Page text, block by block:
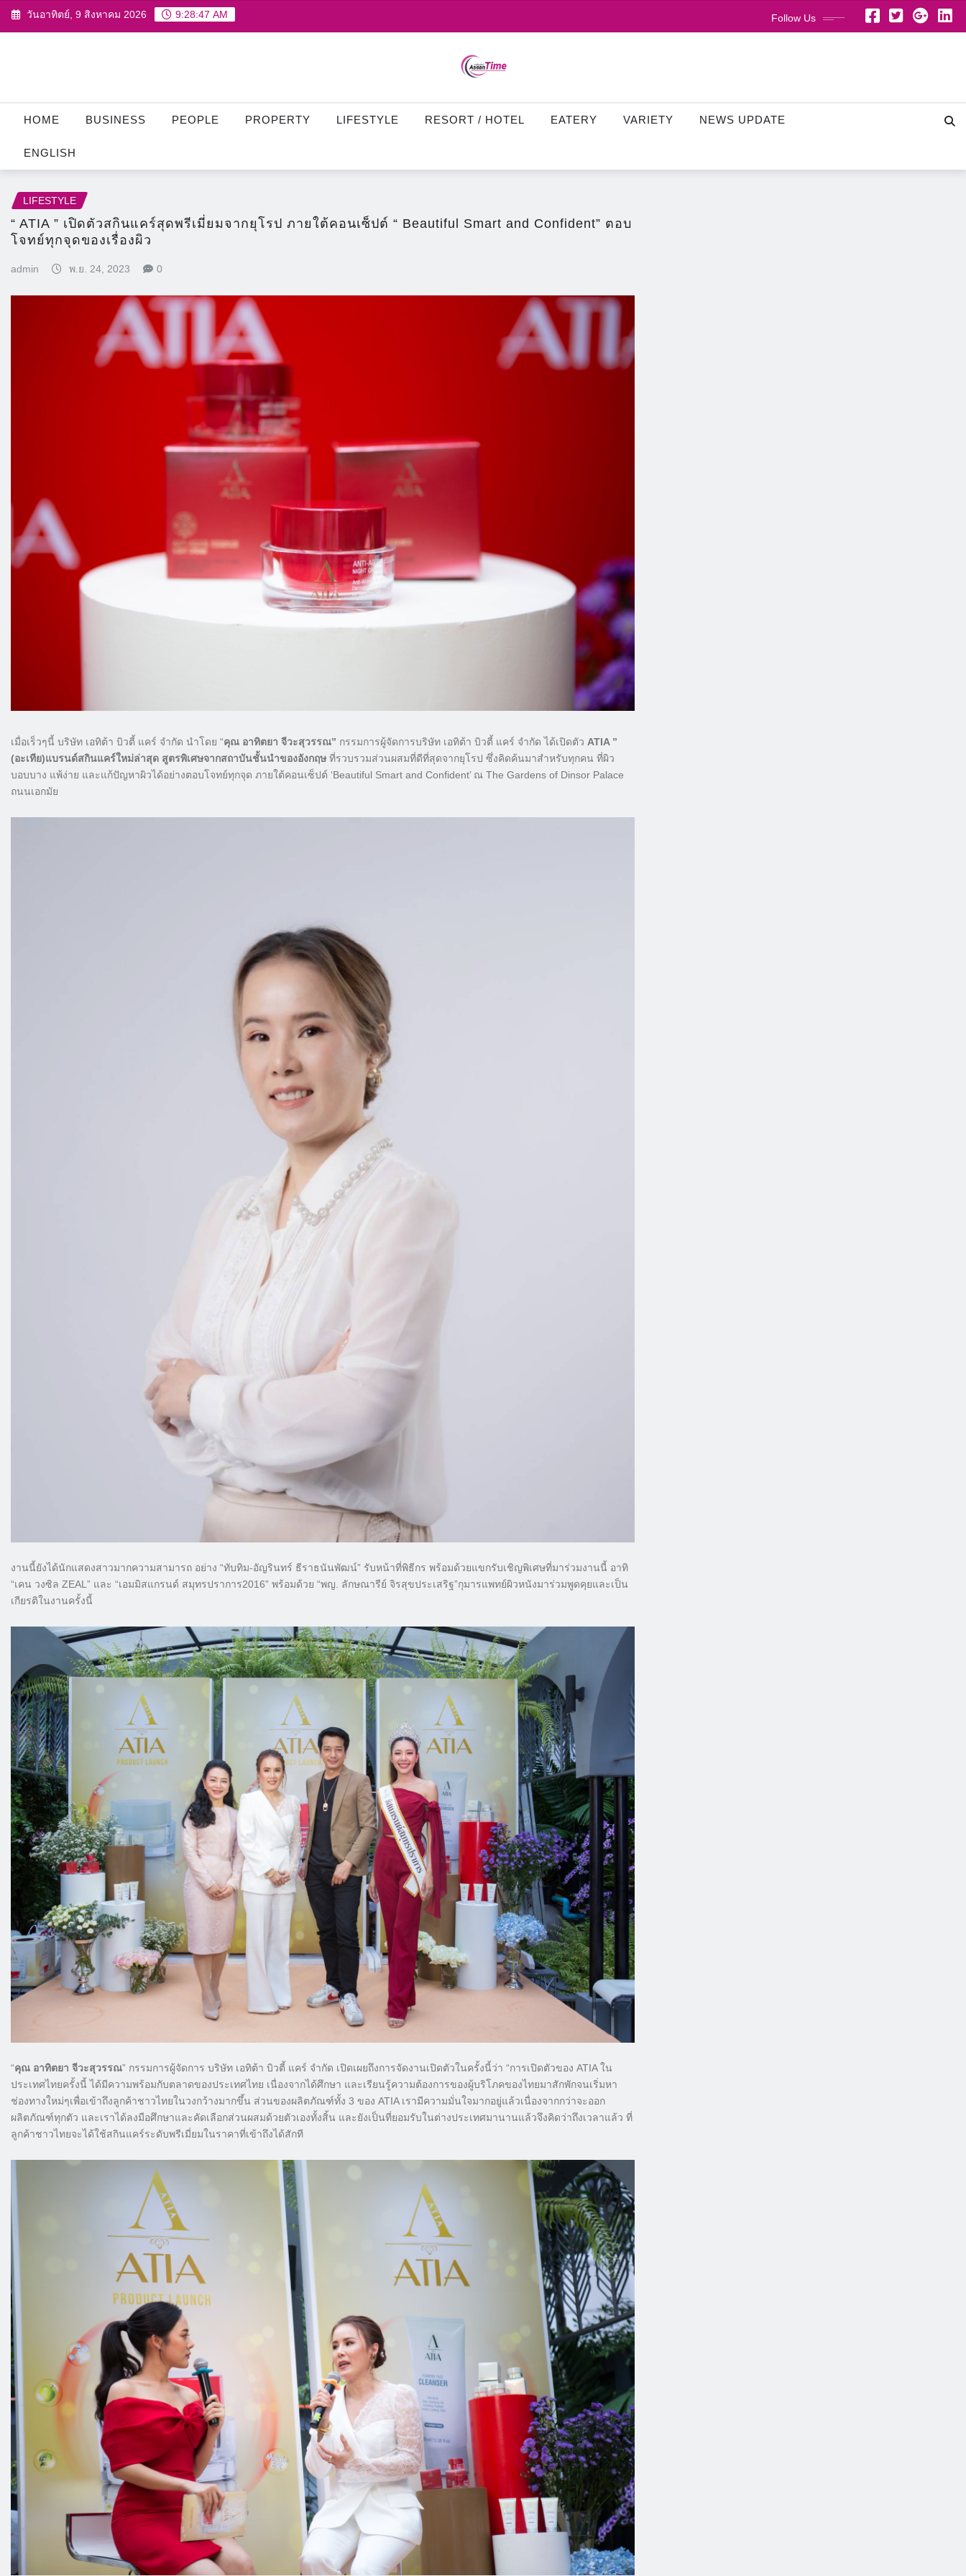
Skip วันอาทิตย์, 9 สิงหาคม 2026 9:28:49 AM Follow Us
HOME BUSINESS PEOPLE PROPERTY LIFESTYLE RESORT / HOTEL EATERY VARIETY NEWS UPDATE
ENGLISH
LIFESTYLE
“ ATIA ” เปิดตัวสกินแคร์สุดพรีเมี่ยมจากยุโรป ภายใต้คอนเซ็ปต์ “ Beautiful Smart and Confident” ตอบ
โจทย์ทุกจุดของเรื่องผิว
admin พ.ย. 24, 2023 0
เมื่อเร็วๆนี้ บริษัท เอทิต้า บิวตี้ แคร์ จำกัด นำโดย “คุณ อาทิตยา จีวะสุวรรณ” กรรมการผู้จัดการบริษัท เอทิต้า บิวตี้ แคร์ จำกัด ได้เปิดตัว ATIA ”
(อะเทีย)แบรนด์สกินแคร์ใหม่ล่าสุด สูตรพิเศษจากสถาบันชั้นนำของอังกฤษ ที่รวบรวมส่วนผสมที่ดีที่สุดจากยุโรป ซึ่งคิดค้นมาสำหรับทุกคน ที่ผิว
บอบบาง แพ้ง่าย และแก้ปัญหาผิวได้อย่างตอบโจทย์ทุกจุด ภายใต้คอนเซ็ปต์ ‘Beautiful Smart and Confident’ ณ The Gardens of Dinsor Palace
ถนนเอกมัย
งานนี้ยังได้นักแสดงสาวมากความสามารถ อย่าง “ทับทิม-อัญรินทร์ ธีราธนันพัฒน์” รับหน้าที่พิธีกร พร้อมด้วยแขกรับเชิญพิเศษที่มาร่วมงานนี้ อาทิ
“เคน วงซิล ZEAL” และ “เอมมิสแกรนด์ สมุทรปราการ2016” พร้อมด้วย “พญ. ลักษณารีย์ จิรสุขประเสริฐ”กุมารแพทย์ผิวหนังมาร่วมพูดคุยและเป็น
เกียรติในงานครั้งนี้
“คุณ อาทิตยา จีวะสุวรรณ” กรรมการผู้จัดการ บริษัท เอทิต้า บิวตี้ แคร์ จำกัด เปิดเผยถึงการจัดงานเปิดตัวในครั้งนี้ว่า “การเปิดตัวของ ATIA ใน
ประเทศไทยครั้งนี้ ได้มีความพร้อมกับตลาดของประเทศไทย เนื่องจากได้ศึกษา และเรียนรู้ความต้องการของผู้บริโภคของไทยมาสักพักจนเริ่มหา
ช่องทางใหม่ๆเพื่อเข้าถึงลูกค้าชาวไทยในวงกว้างมากขึ้น ส่วนของผลิตภัณฑ์ทั้ง 3 ของ ATIA เรามีความมั่นใจมากอยู่แล้วเนื่องจากกว่าจะออก
ผลิตภัณฑ์ทุกตัว และเราได้ลงมือศึกษาและคัดเลือกส่วนผสมด้วยตัวเองทั้งสิ้น และยังเป็นที่ยอมรับในต่างประเทศมานานแล้วจึงคิดว่าถึงเวลาแล้ว ที่
ลูกค้าชาวไทยจะได้ใช้สกินแคร์ระดับพรีเมี่ยมในราคาที่เข้าถึงได้สักที